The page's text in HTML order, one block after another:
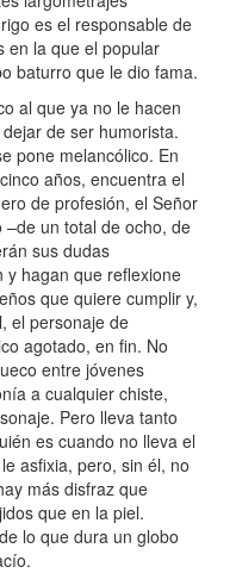
es el responsable de
en la que el popular
baturro que le dio fama.
al que ya no le hacen
de ser humorista.
pone melancólico. En
años, encuentra el
de profesión, el Señor
un total de ocho, de
sus dudas
y hagan que reflexione
que quiere cumplir y,
el personaje de
agotado, en fin. No
entre jóvenes
a cualquier chiste,
Pero lleva tanto
es cuando no lleva el
asfixia, pero, sin él, no
más disfraz que
que en la piel.
lo que dura un globo